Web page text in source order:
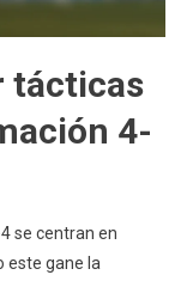
tácticas
4-
se centran en
este gane la